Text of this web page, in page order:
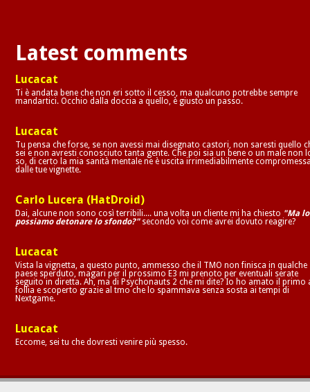
Latest comments
Lucacat
Ti è andata bene che non eri sotto il cesso, ma qualcuno potrebbe sempre
mandartici. Occhio dalla doccia a quello, è giusto un passo.
Lucacat
Tu pensa che forse, se non avessi mai disegnato castori, non saresti quello
sei e non avresti conosciuto tanta gente. Che poi sia un bene o un male non
so, di certo la mia sanità mentale ne è uscita irrimediabilmente
dalle tue vignette.
Carlo Lucera (HatDroid)
Dai, alcune non sono così terribili.... una volta un cliente mi ha chiesto "Ma lo
possiamo detonare lo sfondo?"secondo voi come avrei dovuto reagire?
Lucacat
Vista la vignetta, a questo punto, ammesso che il TMO non finisca in qualche
paese sperduto, magari per il prossimo E3 mi prenoto per eventuali serate
seguito in diretta. Ah, ma di Psychonauts 2 che mi dite? Io ho amato il primo
follia e scoperto grazie al tmo che lo spammava senza sosta ai tempi di
Nextgame.
Lucacat
Eccome, sei tu che dovresti venire più spesso.